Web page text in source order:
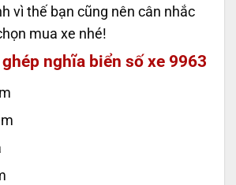
vì thế bạn cũng nên cân nhắc
mua xe nhé!
nghĩa biển số xe 9963